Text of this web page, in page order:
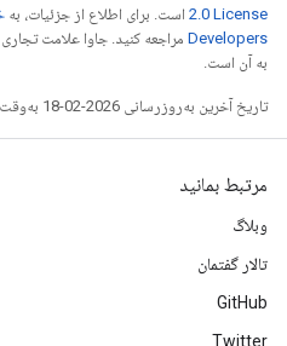
2.0 License است. برای اطلاع از جزئیات، به
Developers‏
به آن است.
تاریخ آخرین به‌روزرسانی 2026-02-18 به‌وقت ساعت هماهنگ جهانی.
مرتبط بمانید
وبلاگ
تالار گفتمان
GitHub
Twitter